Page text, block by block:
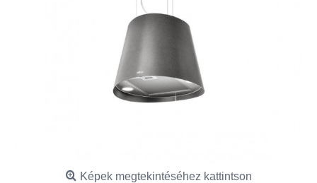
Képek megtekintéséhez kattintson